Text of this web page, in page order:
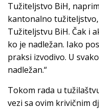
Tužiteljstvo BiH,
kantonalno
Tužiteljstvu BiH. Čak i
ko je nadležan. Iako
praksi izvodivo. U
nadležan.“
Tokom rada u
vezi sa ovim krivičnim